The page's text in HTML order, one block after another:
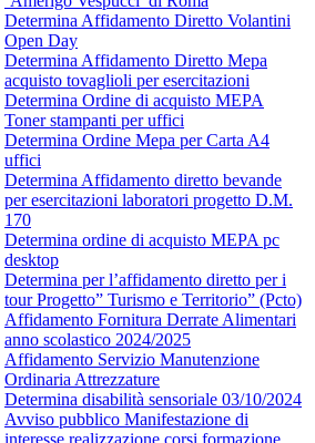
Determina Affidamento Diretto Volantini
Open Day
Determina Affidamento Diretto Mepa
acquisto tovaglioli per esercitazioni
Determina Ordine di acquisto MEPA
Toner stampanti per uffici
Determina Ordine Mepa per Carta A4
uffici
Determina Affidamento diretto bevande
per esercitazioni laboratori progetto D.M.
170
Determina ordine di acquisto MEPA pc
desktop
Determina per l’affidamento diretto per i
tour Progetto” Turismo e Territorio” (Pcto)
Affidamento Fornitura Derrate Alimentari
anno scolastico 2024/2025
Affidamento Servizio Manutenzione
Ordinaria Attrezzature
Determina disabilità sensoriale 03/10/2024
Avviso pubblico Manifestazione di